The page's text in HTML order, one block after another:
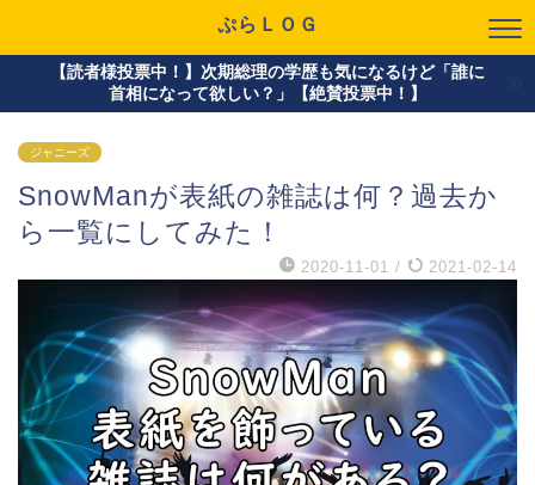
ぷらＬＯＧ
【読者様投票中！】次期総理の学歴も気になるけど「誰に
首相になって欲しい？」【絶賛投票中！】
ジャニーズ
SnowManが表紙の雑誌は何？過去か
ら一覧にしてみた！
2020-11-01 / 2021-02-14